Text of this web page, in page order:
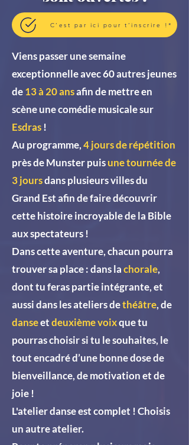
C’est par ici pour t’inscrire !*
Viens passer une semaine
exceptionnelle avec 60 autres jeunes
de13 à 20 ansafin de mettre en
scène une comédie musicale sur
Esdras!
Au programme,4 jours de répétition
près de Munster puisune tournée de
3 joursdans plusieurs villes du
Grand Est afin de faire découvrir
cette histoire incroyable de la Bible
aux spectateurs!
Dans cette aventure, chacun pourra
trouver sa place : dans lachorale,
dont tu feras partie intégrante, et
aussi dans les ateliers dethéâtre, de
danseetdeuxième voixque tu
pourras choisir si tu le souhaites, le
tout encadré d’une bonne dose de
bienveillance, de motivation et de
joie !
L'atelier danse est complet ! Choisis
un autre atelier.